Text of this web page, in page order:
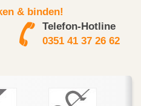
& binden!
Telefon-Hotline
0351 41 37 26 62